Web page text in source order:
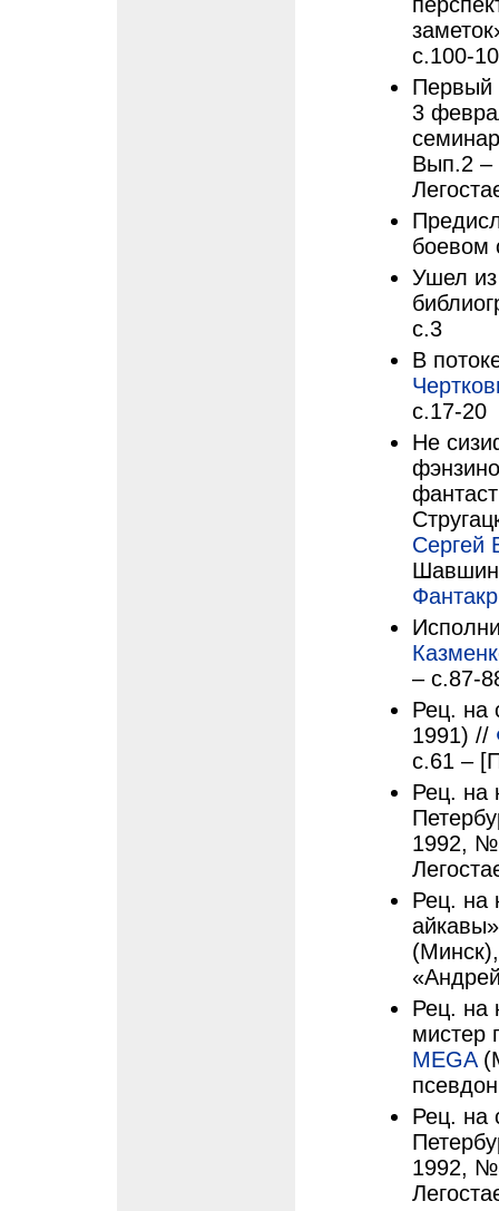
с.100-
Первый
3
Вып.2 –
боевом
Ушел
с.3
В
с.17-20
Не
Сергей
– с.87-
Рец. на
1991) //
с.61 –
Рец. на
1992,
Рец. на
Рец. на
мистер
MEGA
Рец. на
1992,